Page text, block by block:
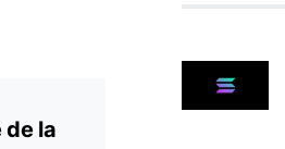
la